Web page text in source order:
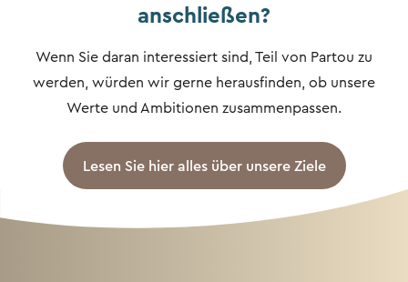
anschließen?
Wenn Sie daran interessiert sind, Teil von Partou zu
werden, würden wir gerne herausfinden, ob unsere
Werte und Ambitionen zusammenpassen.
Lesen Sie hier alles über unsere Ziele